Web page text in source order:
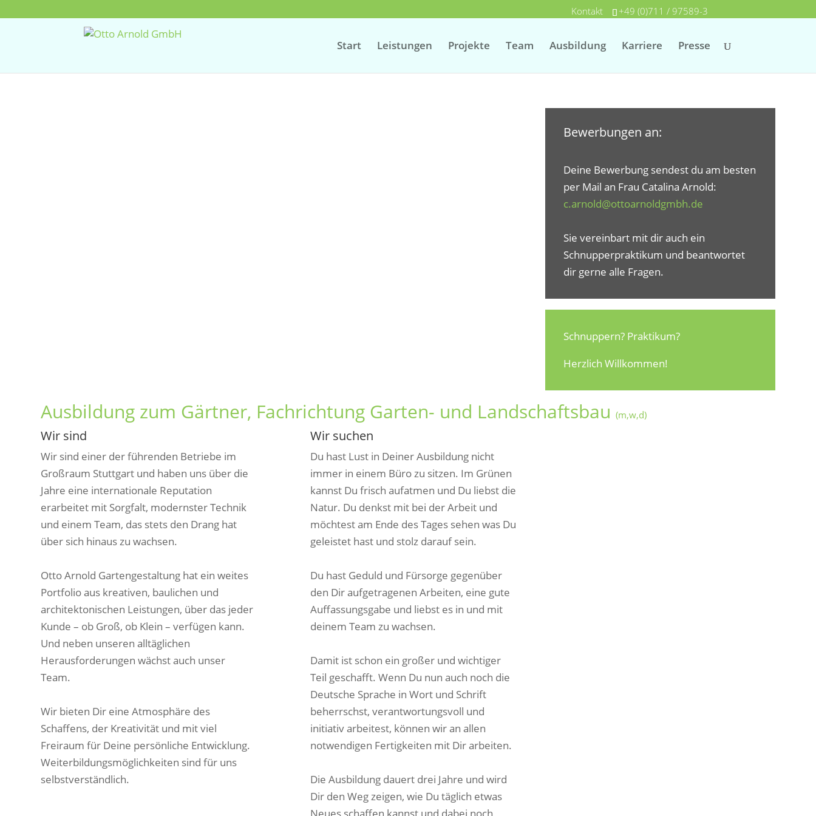
+49 (0)711 / 97589-3
Kontakt
Start Leistungen Projekte Team Ausbildung Karriere Presse
Bewerbungen an:
Deine Bewerbung sendest du am besten
per Mail an Frau Catalina Arnold:
c.arnold@ottoarnoldgmbh.de
Sie vereinbart mit dir auch ein
Schnupperpraktikum und beantwortet
dir gerne alle Fragen.
Schnuppern? Praktikum?
Herzlich Willkommen!
Ausbildung zum Gärtner, Fachrichtung Garten- und Landschaftsbau(m,w,d)
Wir sind
Wir sind einer der führenden Betriebe im
Großraum Stuttgart und haben uns über die
Jahre eine internationale Reputation
erarbeitet mit Sorgfalt, modernster Technik
und einem Team, das stets den Drang hat
über sich hinaus zu wachsen.
Otto Arnold Gartengestaltung hat ein weites
Portfolio aus kreativen, baulichen und
architektonischen Leistungen, über das jeder
Kunde – ob Groß, ob Klein – verfügen kann.
Und neben unseren alltäglichen
Herausforderungen wächst auch unser
Team.
Wir bieten Dir eine Atmosphäre des
Schaffens, der Kreativität und mit viel
Freiraum für Deine persönliche Entwicklung.
Weiterbildungsmöglichkeiten sind für uns
selbstverständlich.
Wir suchen
Du hast Lust in Deiner Ausbildung nicht
immer in einem Büro zu sitzen. Im Grünen
kannst Du frisch aufatmen und Du liebst die
Natur. Du denkst mit bei der Arbeit und
möchtest am Ende des Tages sehen was Du
geleistet hast und stolz darauf sein.
Du hast Geduld und Fürsorge gegenüber
den Dir aufgetragenen Arbeiten, eine gute
Auffassungsgabe und liebst es in und mit
deinem Team zu wachsen.
Damit ist schon ein großer und wichtiger
Teil geschafft. Wenn Du nun auch noch die
Deutsche Sprache in Wort und Schrift
beherrschst, verantwortungsvoll und
initiativ arbeitest, können wir an allen
notwendigen Fertigkeiten mit Dir arbeiten.
Die Ausbildung dauert drei Jahre und wird
Dir den Weg zeigen, wie Du täglich etwas